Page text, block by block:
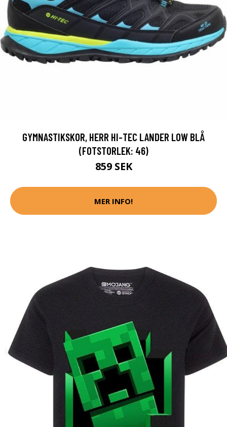
GYMNASTIKSKOR, HERR HI-TEC LANDER LOW BLÅ
(FOTSTORLEK: 46)
859 SEK
MER INFO!